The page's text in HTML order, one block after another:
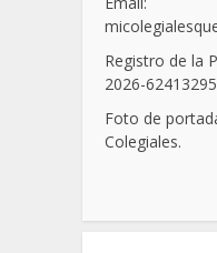
Registro de la
2026-
Foto de
Colegiales.